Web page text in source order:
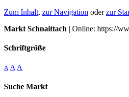
Zum Inhalt, zur Navigation oderzur
Markt Schnaittach | Online: https://
Schriftgröße
A A A
Suche Markt